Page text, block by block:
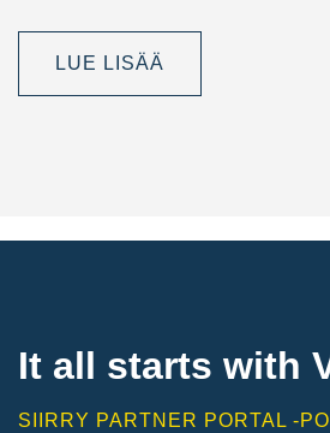
LUE LISÄÄ
It all starts with
SIIRRY PARTNER PORTAL -